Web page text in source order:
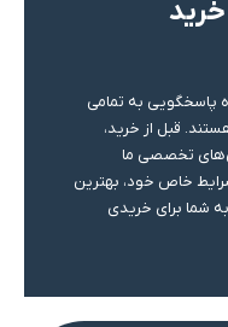
پاسخگویی به تمامی
قبل از خرید،
تخصصی ما
خاص خود، بهترین
شما برای خریدی